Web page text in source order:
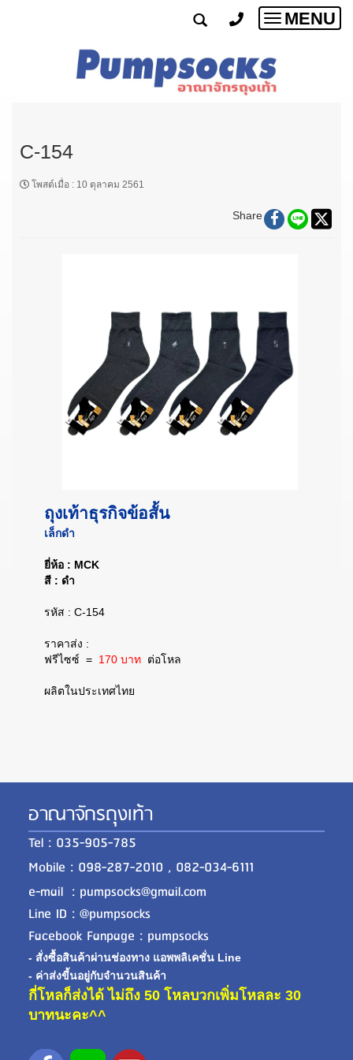
Toggle
MENU
C-154
โพสต์เมื่อ : 10 ตุลาคม 2561
Share
ถุงเท้าธุรกิจข้อสั้น
เล็กดำ
ยี่ห้อ : MCK
สี : ดำ
รหัส : C-154
ราคาส่ง :
ฟรีไซซ์ = 170 บาท ต่อโหล
ผลิตในประเทศไทย
อาณาจักรถุงเท้า
Tel : 035-905-785
Mobile : 098-287-2010 , 082-034-6111
e-mail : pumpsocks@gmail.com
Line ID : @pumpsocks
Facebook Fanpage : pumpsocks
- สั่งซื้อสินค้าผ่านช่องทาง แอพพลิเคชั่น Line
- ค่าส่งขี้นอยู่กับจำนวนสินค้า
กี่โหลก็ส่งได้ ไม่ถึง 50 โหลบวกเพิ่มโหลละ 30
บาทนะคะ^^